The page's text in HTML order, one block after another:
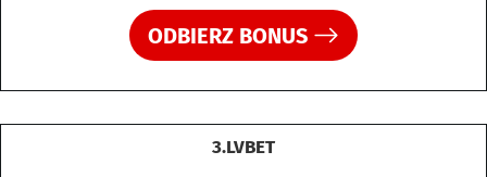
ODBIERZ BONUS
3.LVBET